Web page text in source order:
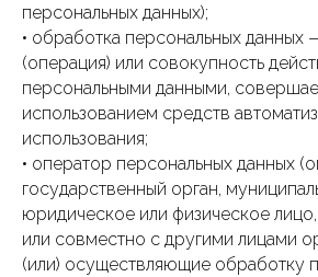
персональных данных);
• обработка персональных
(операция) или совокупность
персональными данными,
использованием средств
использования;
• оператор персональных данных
государственный орган,
юридическое или физическое
или совместно с другими лицами
(или) осуществляющие обработку